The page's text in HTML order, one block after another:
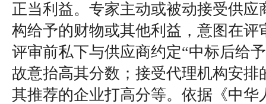
正当利益。专家主动或被动接受供应
构给予的财物或其他利益，意图在评
评审前私下与供应商约定“中标后给
故意抬高其分数；接受代理机构安排
其推荐的企业打高分等。依据《中华